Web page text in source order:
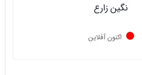
نگین زارع
اکنون آفلاین